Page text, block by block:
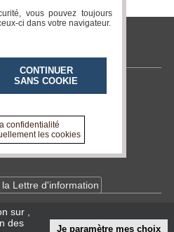
Lettre d'information
sur
des
Je paramètre mes choix
vous pouvez toujours
ci dans votre navigateur.
CONTINUER
SANS COOKIE
confidentialité
les cookies